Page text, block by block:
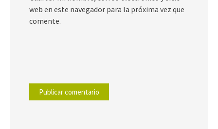
web en este navegador para la próxima vez que
comente.